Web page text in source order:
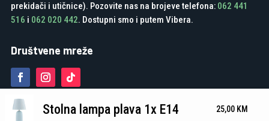
prekidači i utičnice). Pozovite nas na brojeve telefona: 062 441
516 i 062 020 442. Dostupni smo i putem Vibera.
Društvene mreže
Stolna lampa plava 1x E14 25,00 KM